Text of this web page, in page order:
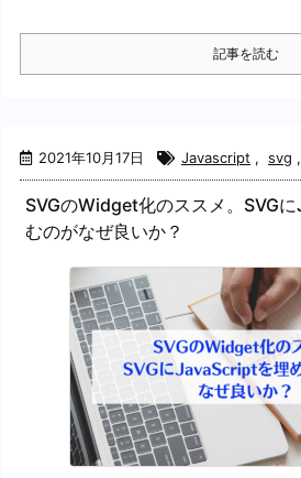
記事を読む
2021年10月17日 Javascript , svg ,
SVGのWidget化のススメ。SVG
むのがなぜ良いか？